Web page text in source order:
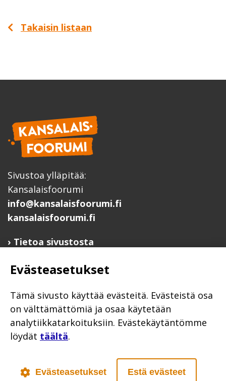
Takaisin listaan
Sivustoa ylläpitää:
Kansalaisfoorumi
info@kansalaisfoorumi.fi
kansalaisfoorumi.fi
Tietoa sivustosta
Ilmoita järjestösi järjestöhakemistoon
Järjestötietäjä-testi
Anna palautetta
Saavutettavuusseloste
Evästekäytännöt
Evästeasetukset
Tämä sivusto käyttää evästeitä. Evästeistä osa
on välttämättömiä ja osaa käytetään
analytiikkatarkoituksiin. Evästekäytäntömme
löydät täältä.
Evästeasetukset Estä evästeet